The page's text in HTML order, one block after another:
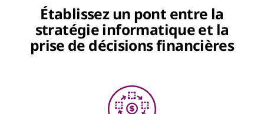
Établissez un pont entre la
stratégie informatique et la
prise de décisions financières